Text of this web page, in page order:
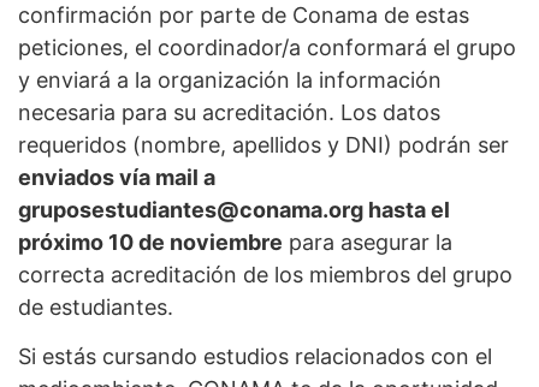
confirmación por parte de Conama de estas
peticiones, el coordinador/a conformará el grupo
y enviará a la organización la información
necesaria para su acreditación. Los datos
requeridos (nombre, apellidos y DNI) podrán ser
enviados vía mail a
gruposestudiantes@conama.org hasta el
próximo 10 de noviembre para asegurar la
correcta acreditación de los miembros del grupo
de estudiantes.
Si estás cursando estudios relacionados con el